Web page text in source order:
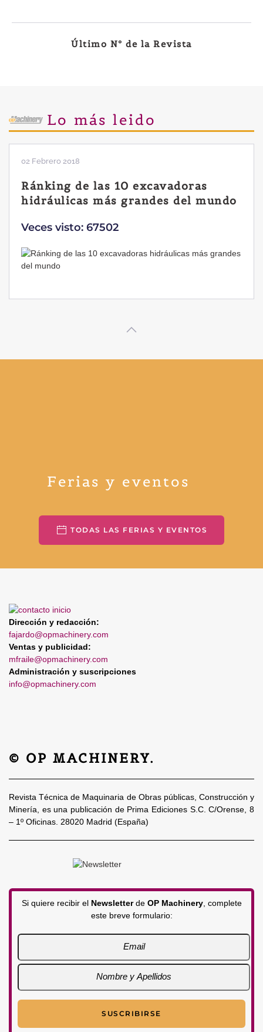
Último Nº de la Revista
Lo más leido
02 Febrero 2018
Ránking de las 10 excavadoras
hidráulicas más grandes del mundo
Veces visto: 67502
Ferias y eventos
TODAS LAS FERIAS Y EVENTOS
Dirección y redacción:
fajardo@opmachinery.com
Ventas y publicidad:
mfraile@opmachinery.com
Administración y suscripciones
info@opmachinery.com
© OP MACHINERY.
Revista Técnica de Maquinaria de Obras públicas, Construcción y
Minería, es una publicación de Prima Ediciones S.C. C/Orense, 8
– 1º Oficinas. 28020 Madrid (España)
Si quiere recibir el Newsletterde OP Machinery, complete
este breve formulario: